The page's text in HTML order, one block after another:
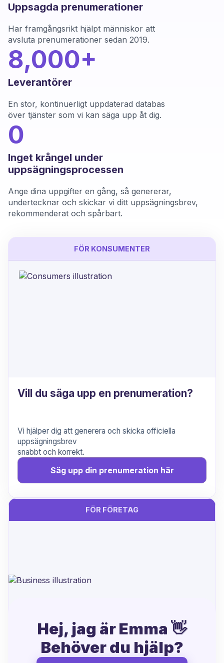
Uppsagda prenumerationer
Har framgångsrikt hjälpt människor att
avsluta prenumerationer sedan 2019.
8,000+
Leverantörer
En stor, kontinuerligt uppdaterad databas
över tjänster som vi kan säga upp åt dig.
0
Inget krångel under
uppsägningsprocessen
Ange dina uppgifter en gång, så genererar,
undertecknar och skickar vi ditt uppsägningsbrev,
rekommenderat och spårbart.
FÖR KONSUMENTER
Vill du säga upp en prenumeration?
Vi hjälper dig att generera och skicka officiella
uppsägningsbrev
snabbt och korrekt.
Säg upp din prenumeration här
FÖR FÖRETAG
Hanterar du uppsägningar från
Hej, jag är Emma 👋
Behöver du hjälp?